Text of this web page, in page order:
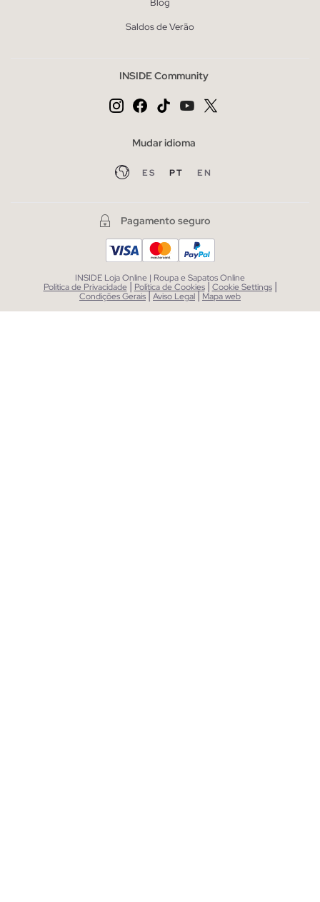
Blog
Saldos de Verão
INSIDE Community
Mudar idioma
ES PT EN
Pagamento seguro
INSIDE Loja Online | Roupa e Sapatos Online
Política de Privacidade | Política de Cookies | Cookie Settings |
Condições Gerais|Aviso Legal| Mapa web